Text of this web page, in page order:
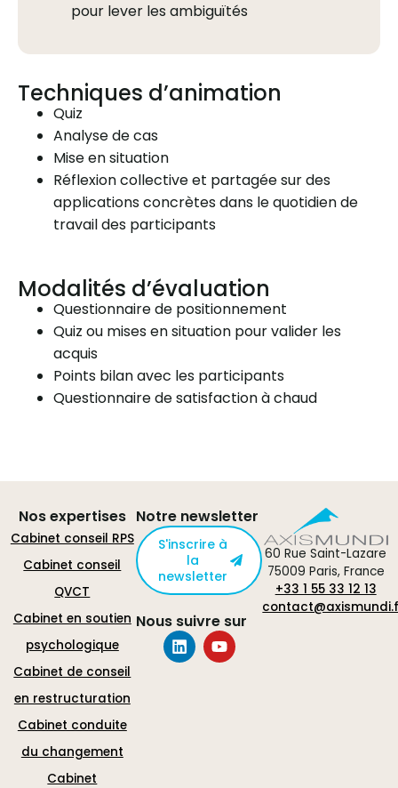
pour lever les ambiguïtés
Techniques d’animation
Quiz
Analyse de cas
Mise en situation
Réflexion collective et partagée sur des
applications concrètes dans le quotidien de
travail des participants
Modalités d’évaluation
Questionnaire de positionnement
Quiz ou mises en situation pour valider les
acquis
Points bilan avec les participants
Questionnaire de satisfaction à chaud
60 Rue Saint-Lazare
75009 Paris, France
+33 1 55 33 12 13
Nos expertises
Cabinet conseil RPS
Cabinet conseil
QVCT
Cabinet en soutien
psychologique
Cabinet de conseil
en restructuration
Cabinet conduite
du changement
Cabinet
Notre newsletter
S'inscrire à
la
newsletter
Nous suivre sur